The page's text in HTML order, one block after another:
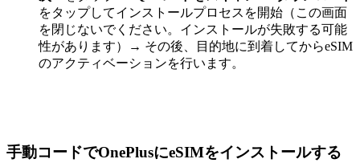
をタップしてインストールプロセスを開始（この画面
を閉じないでください。インストールが失敗する可能
性があります）
→ その後、目的地に到着してからeSIM
のアクティベーションを行います。
手動コードでOnePlusにeSIMをインストールする